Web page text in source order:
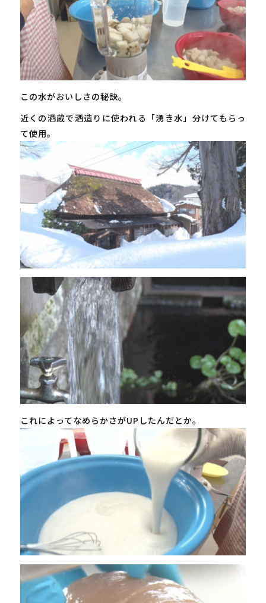
この水がおいしさの秘訣。
近くの酒蔵で酒造りに使われる「湧き水」分けてもらっ
て使用。
これによってなめらかさがUPしたんだとか。